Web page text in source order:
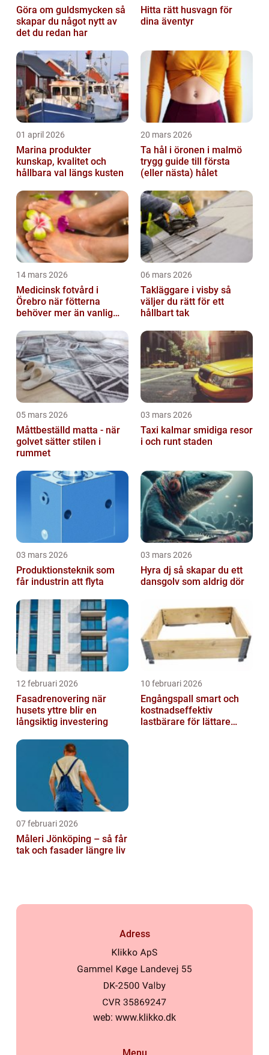
Göra om guldsmycken så
skapar du något nytt av
det du redan har
Hitta rätt husvagn för
dina äventyr
01 april 2026
Marina produkter
kunskap, kvalitet och
hållbara val längs kusten
20 mars 2026
Ta hål i öronen i malmö
trygg guide till första
(eller nästa) hålet
14 mars 2026
Medicinsk fotvård i
Örebro när fötterna
behöver mer än vanlig
06 mars 2026
Takläggare i visby så
väljer du rätt för ett
hållbart tak
05 mars 2026
Måttbeställd matta - när
golvet sätter stilen i
rummet
03 mars 2026
Taxi kalmar smidiga resor
i och runt staden
03 mars 2026
Produktionsteknik som
får industrin att flyta
03 mars 2026
Hyra dj så skapar du ett
dansgolv som aldrig dör
12 februari 2026
Fasadrenovering när
husets yttre blir en
långsiktig investering
10 februari 2026
Engångspall smart och
kostnadseffektiv
lastbärare för lättare
07 februari 2026
Måleri Jönköping – så får
tak och fasader längre liv
Adress
web: www.klikko.dk